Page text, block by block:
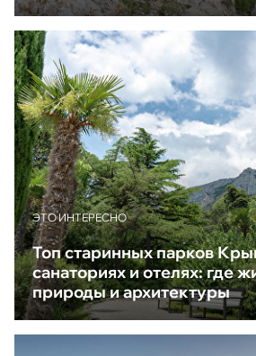
ЭТО ИНТЕРЕСНО
Топ старинных парков
санаториях и отелях: где
природы и архитектуры